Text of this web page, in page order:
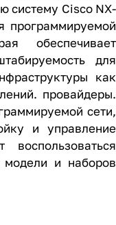
систему Cisco NX-
программируемой
обеспечивает
для
как
провайдеры.
сети,
и управление
модели и наборов